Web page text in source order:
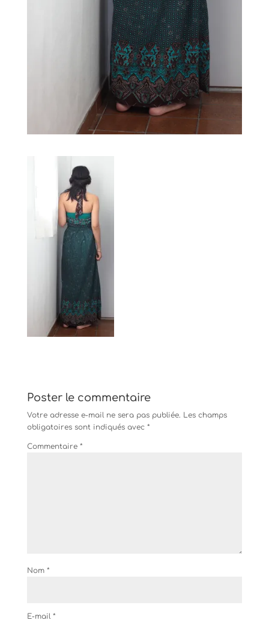
Poster le commentaire
Votre adresse e-mail ne sera pas publiée. Les champs
obligatoires sont indiqués avec *
Commentaire *
Nom *
E-mail *